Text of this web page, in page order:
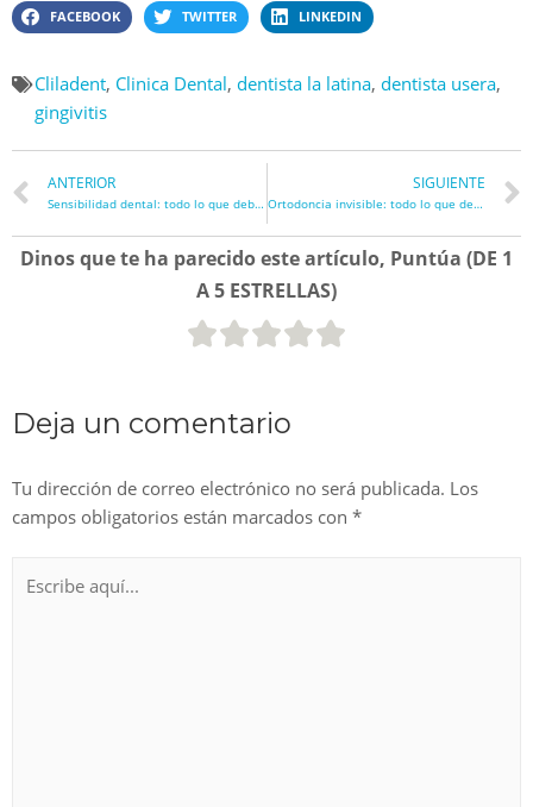
FACEBOOK TWITTER LINKEDIN
Cliladent, Clinica Dental, dentista la latina, dentista usera,
gingivitis
ANTERIOR
Sensibilidad dental: todo lo que debes saber
SIGUIENTE
Ortodoncia invisible: todo lo que deberías saber
Dinos que te ha parecido este artículo, Puntúa (DE 1
A 5 ESTRELLAS)
Deja un comentario
Tu dirección de correo electrónico no será publicada. Los
campos obligatorios están marcados con *